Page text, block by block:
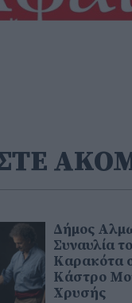
Δήμος
Συναυλία
Καρακότα
Κάστρο
Χρυσής